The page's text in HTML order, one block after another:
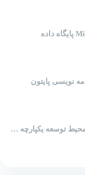
PyCharm Pro 2025.3 Win/Mac/Linux محیط توسعه یکپارچه برای پایتون